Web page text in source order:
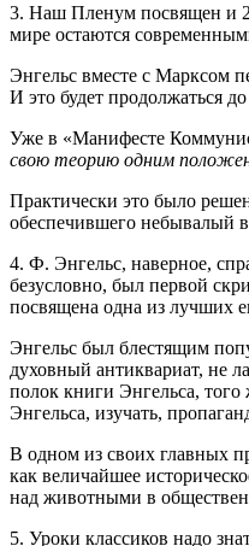
3. Наш Пленум посвящен и
мире остаются
Энгельс вместе с Марксом
И это будет продолжаться
Уже в «Манифесте
свою теорию одним
Практически это было
обеспечившего небывалый
4. Ф. Энгельс, наверное,
безусловно, был первой
посвящена одна из лучших
Энгельс был блестящим
духовный антиквариат, не
полок книги Энгельса,
Энгельса, изучать,
В одном из своих главных
как величайшее
над животными в
5. Уроки классиков надо